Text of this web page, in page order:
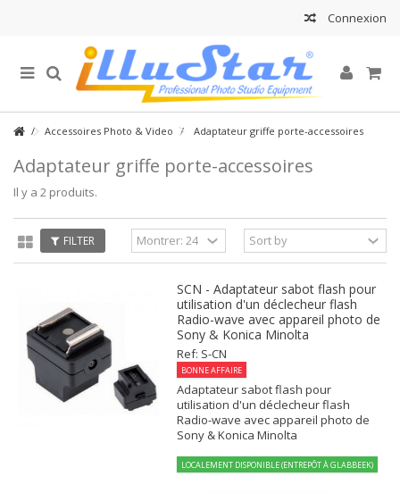
Connexion
Accessoires Photo & Video Adaptateur griffe porte-accessoires
Adaptateur griffe porte-accessoires
Il y a 2 produits.
FILTER
SCN - Adaptateur sabot flash pour
utilisation d'un déclecheur flash
Radio-wave avec appareil photo de
Sony & Konica Minolta
Ref: S-CN
BONNE AFFAIRE
Adaptateur sabot flash pour
utilisation d'un déclecheur flash
Radio-wave avec appareil photo de
Sony & Konica Minolta
LOCALEMENT DISPONIBLE (ENTREPÔT À GLABBEEK)